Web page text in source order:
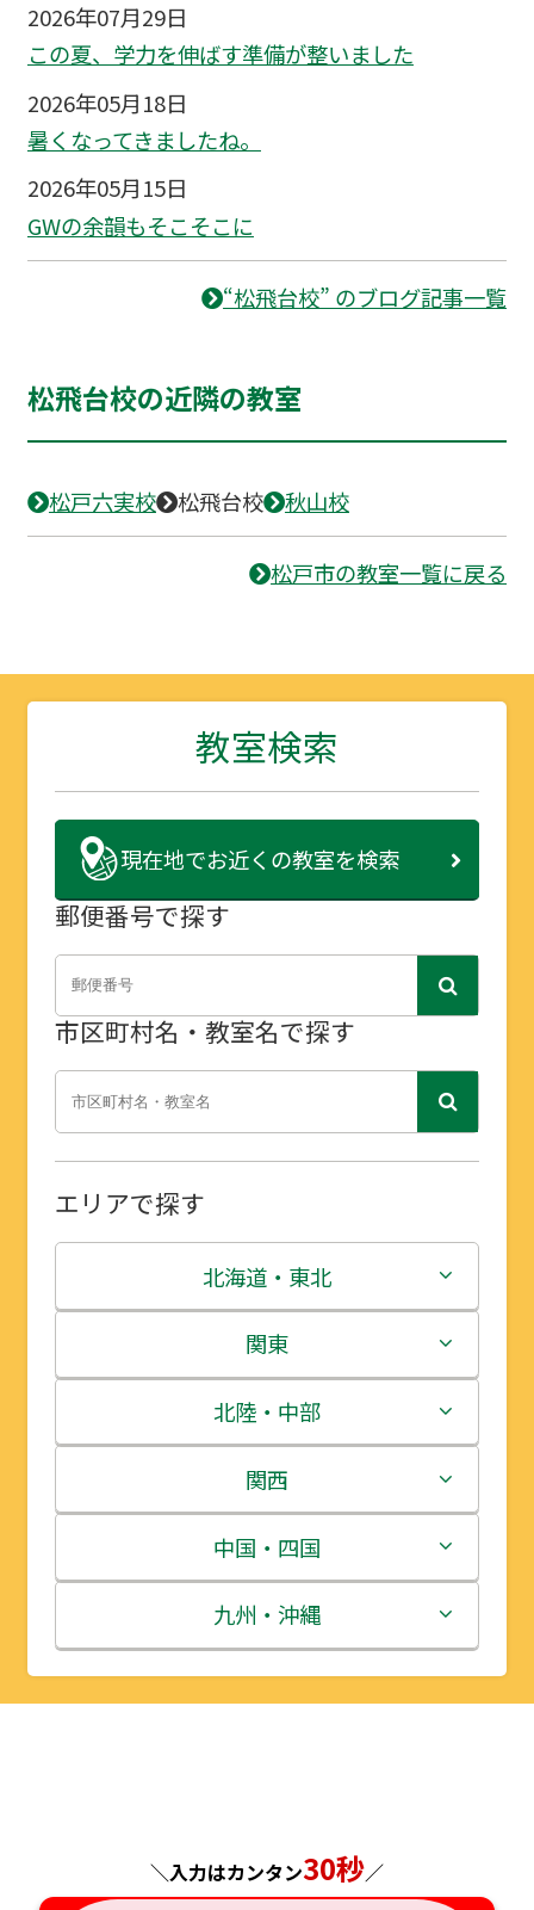
2026年07月29日
この夏、学力を伸ばす準備が整いました
2026年05月18日
暑くなってきましたね。
2026年05月15日
GWの余韻もそこそこに
“松飛台校” のブログ記事一覧
松飛台校の近隣の教室
松戸六実校 松飛台校 秋山校
松戸市の教室一覧に戻る
教室検索
現在地でお近くの教室を検索
郵便番号で探す
市区町村名・教室名で探す
エリアで探す
北海道・東北
北海道
青森県
岩手県
宮城県
秋田県
山形県
関東
茨城県
栃木県
群馬県
埼玉県
千葉県
北陸・中部
新潟県
富山県
石川県
福井県
岐阜県
関西
三重県
滋賀県
京都府
奈良県
中国・四国
鳥取県
島根県
山口県
九州・沖縄
福岡県
熊本県
＼入力はカンタン30秒／